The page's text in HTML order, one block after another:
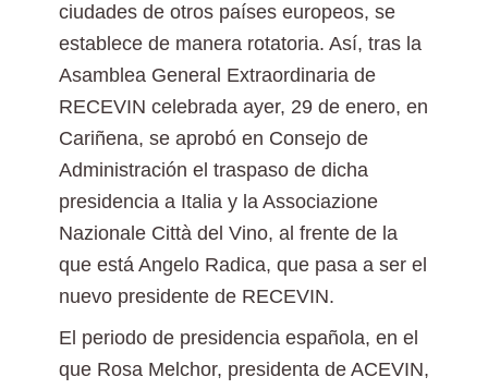
ciudades de otros países europeos, se
establece de manera rotatoria. Así, tras la
Asamblea General Extraordinaria de
RECEVIN celebrada ayer, 29 de enero, en
Cariñena, se aprobó en Consejo de
Administración el traspaso de dicha
presidencia a Italia y la Associazione
Nazionale Città del Vino, al frente de la
que está Angelo Radica, que pasa a ser el
nuevo presidente de RECEVIN.
El periodo de presidencia española, en el
que Rosa Melchor, presidenta de ACEVIN,